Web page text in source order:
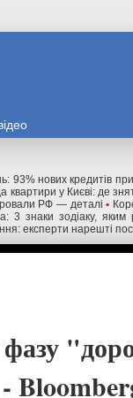
93% нових кредитів
квартири у Києві: де
РФ — деталі •
3 знаки зодіаку,
експерти нарешті